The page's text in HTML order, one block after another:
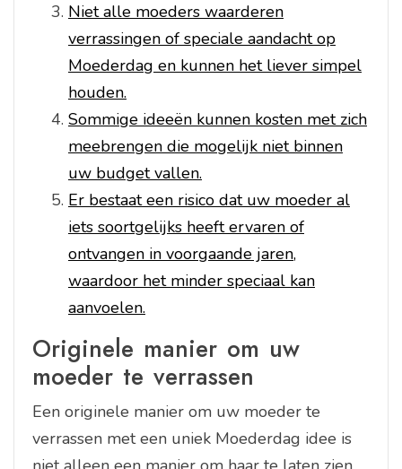
Niet alle moeders waarderen
verrassingen of speciale aandacht op
Moederdag en kunnen het liever simpel
houden.
Sommige ideeën kunnen kosten met zich
meebrengen die mogelijk niet binnen
uw budget vallen.
Er bestaat een risico dat uw moeder al
iets soortgelijks heeft ervaren of
ontvangen in voorgaande jaren,
waardoor het minder speciaal kan
aanvoelen.
Originele manier om uw
moeder te verrassen
Een originele manier om uw moeder te
verrassen met een uniek Moederdag idee is